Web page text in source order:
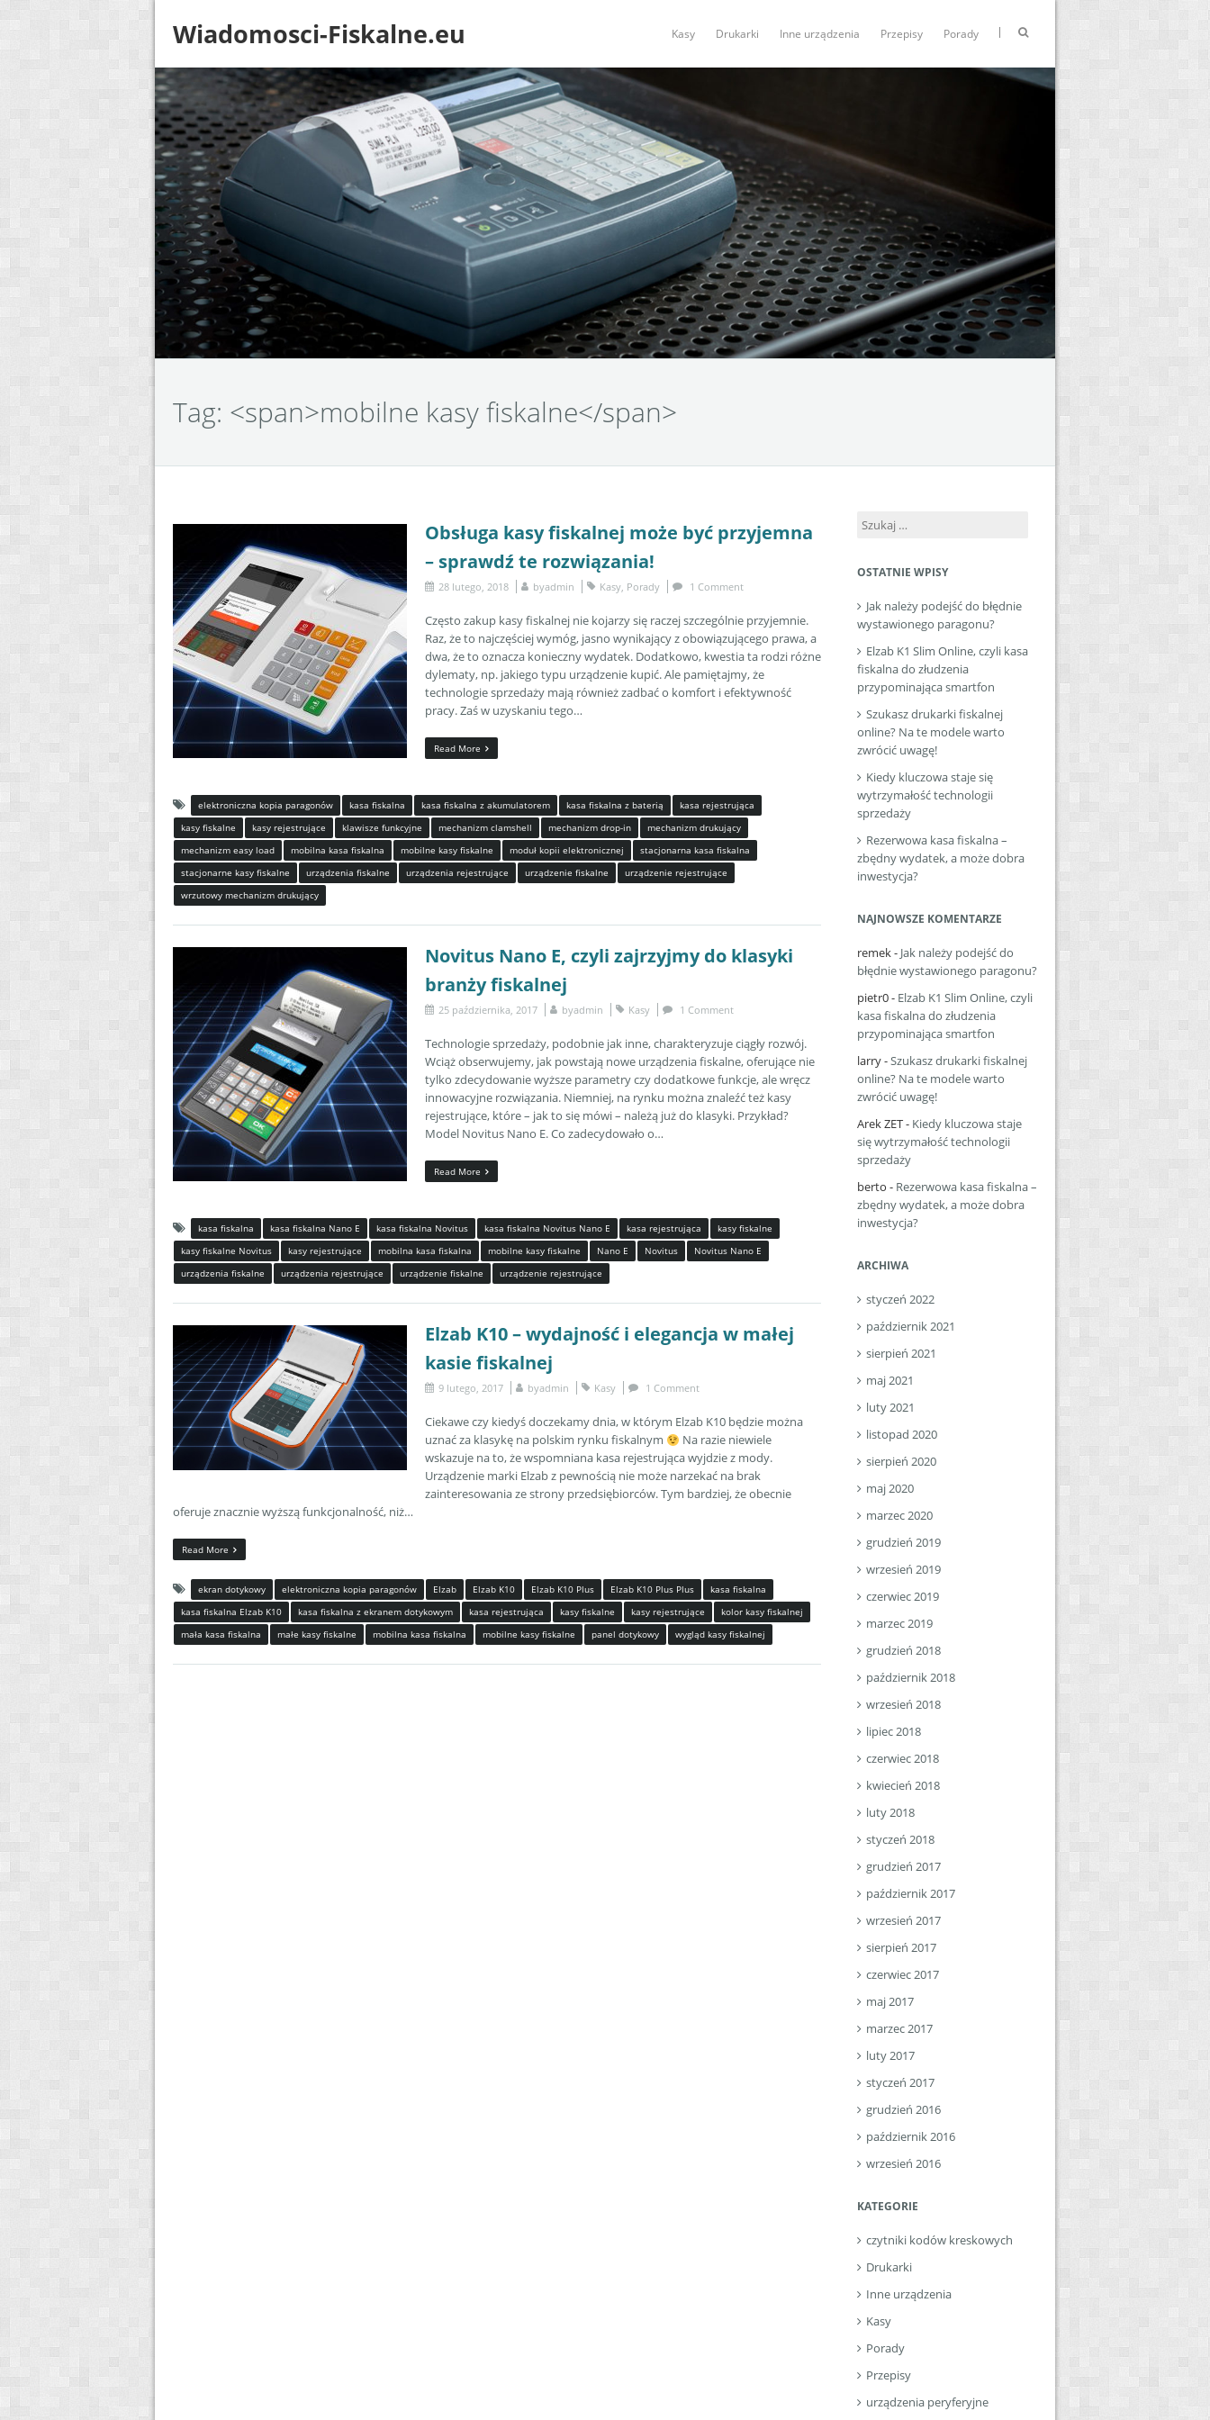
Wiadomosci-Fiskalne.eu Kasy Drukarki Inne urządzenia Przepisy Porady
Tag: <span>mobilne kasy fiskalne</span>
Obsługa kasy fiskalnej może być przyjemna
– sprawdź te rozwiązania!
28 lutego, 2018 byadmin Kasy, Porady 1 Comment
Często zakup kasy fiskalnej nie kojarzy się raczej szczególnie przyjemnie.
Raz, że to najczęściej wymóg, jasno wynikający z obowiązującego prawa, a
dwa, że to oznacza konieczny wydatek. Dodatkowo, kwestia ta rodzi różne
dylematy, np. jakiego typu urządzenie kupić. Ale pamiętajmy, że
technologie sprzedaży mają również zadbać o komfort i efektywność
pracy. Zaś w uzyskaniu tego…
Read More
elektroniczna kopia paragonów kasa fiskalna kasa fiskalna z akumulatorem kasa fiskalna z baterią
kasa rejestrująca
kasy fiskalne
kasy rejestrujące klawisze funkcyjne mechanizm clamshell mechanizm drop-in
mechanizm drukujący
mechanizm easy load
mobilna kasa fiskalna mobilne kasy fiskalne moduł kopii elektronicznej
stacjonarna kasa fiskalna
stacjonarne kasy fiskalne
urządzenia fiskalne urządzenia rejestrujące urządzenie fiskalne
urządzenie rejestrujące
wrzutowy mechanizm drukujący
Novitus Nano E, czyli zajrzyjmy do klasyki
branży fiskalnej
25 października, 2017 byadmin Kasy 1 Comment
Technologie sprzedaży, podobnie jak inne, charakteryzuje ciągły rozwój.
Wciąż obserwujemy, jak powstają nowe urządzenia fiskalne, oferujące nie
tylko zdecydowanie wyższe parametry czy dodatkowe funkcje, ale wręcz
innowacyjne rozwiązania. Niemniej, na rynku można znaleźć też kasy
rejestrujące, które – jak to się mówi – należą już do klasyki. Przykład?
Model Novitus Nano E. Co zadecydowało o…
Read More
kasa fiskalna kasa fiskalna Nano E kasa fiskalna Novitus kasa fiskalna Novitus Nano E kasa rejestrująca
kasy fiskalne
kasy fiskalne Novitus
kasy rejestrujące mobilna kasa fiskalna mobilne kasy fiskalne Nano E Novitus
Novitus Nano E
urządzenia fiskalne
urządzenia rejestrujące urządzenie fiskalne urządzenie rejestrujące
Elzab K10 – wydajność i elegancja w małej
kasie fiskalnej
9 lutego, 2017 byadmin Kasy 1 Comment
Ciekawe czy kiedyś doczekamy dnia, w którym Elzab K10 będzie można
uznać za klasykę na polskim rynku fiskalnym
Na razie niewiele
wskazuje na to, że wspomniana kasa rejestrująca wyjdzie z mody.
Urządzenie marki Elzab z pewnością nie może narzekać na brak
zainteresowania ze strony przedsiębiorców. Tym bardziej, że obecnie
oferuje znacznie wyższą funkcjonalność, niż…
Read More
ekran dotykowy elektroniczna kopia paragonów Elzab Elzab K10 Elzab K10 Plus Elzab K10 Plus Plus
kasa fiskalna
kasa fiskalna Elzab K10
kasa fiskalna z ekranem dotykowym kasa rejestrująca kasy fiskalne kasy rejestrujące
kolor kasy fiskalnej
mała kasa fiskalna
małe kasy fiskalne mobilna kasa fiskalna mobilne kasy fiskalne panel dotykowy wygląd kasy fiskalnej
Szukaj:
OSTATNIE WPISY
Jak należy podejść do błędnie
wystawionego paragonu?
Elzab K1 Slim Online, czyli kasa
fiskalna do złudzenia
przypominająca smartfon
Szukasz drukarki fiskalnej
online? Na te modele warto
zwrócić uwagę!
Kiedy kluczowa staje się
wytrzymałość technologii
sprzedaży
Rezerwowa kasa fiskalna –
zbędny wydatek, a może dobra
inwestycja?
NAJNOWSZE KOMENTARZE
remek- Jak należy podejść do
błędnie wystawionego paragonu?
pietr0- Elzab K1 Slim Online, czyli
kasa fiskalna do złudzenia
przypominająca smartfon
larry-Szukasz drukarki fiskalnej
online? Na te modele warto
zwrócić uwagę!
Arek ZET- Kiedy kluczowa staje
się wytrzymałość technologii
sprzedaży
berto - Rezerwowa kasa fiskalna –
zbędny wydatek, a może dobra
inwestycja?
ARCHIWA
styczeń 2022
październik 2021
sierpień 2021
maj 2021
luty 2021
listopad 2020
sierpień 2020
maj 2020
marzec 2020
grudzień 2019
wrzesień 2019
czerwiec 2019
marzec 2019
grudzień 2018
październik 2018
wrzesień 2018
lipiec 2018
czerwiec 2018
kwiecień 2018
luty 2018
styczeń 2018
grudzień 2017
październik 2017
wrzesień 2017
sierpień 2017
czerwiec 2017
maj 2017
marzec 2017
luty 2017
styczeń 2017
grudzień 2016
październik 2016
wrzesień 2016
KATEGORIE
czytniki kodów kreskowych
Drukarki
Inne urządzenia
Kasy
Porady
Przepisy
urządzenia peryferyjne